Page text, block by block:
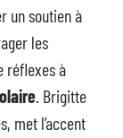
un soutien à
les
réflexes à
. Brigitte
met l’accent